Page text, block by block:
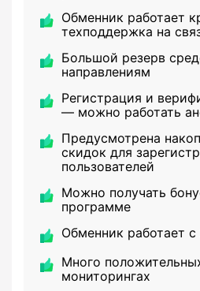
Обменник работает
техподдержка на
Большой резерв
направлениям
Регистрация и
— можно работать
Предусмотрена
скидок для
пользователей
Можно получать
программе
Обменник работает с
Много
мониторингах